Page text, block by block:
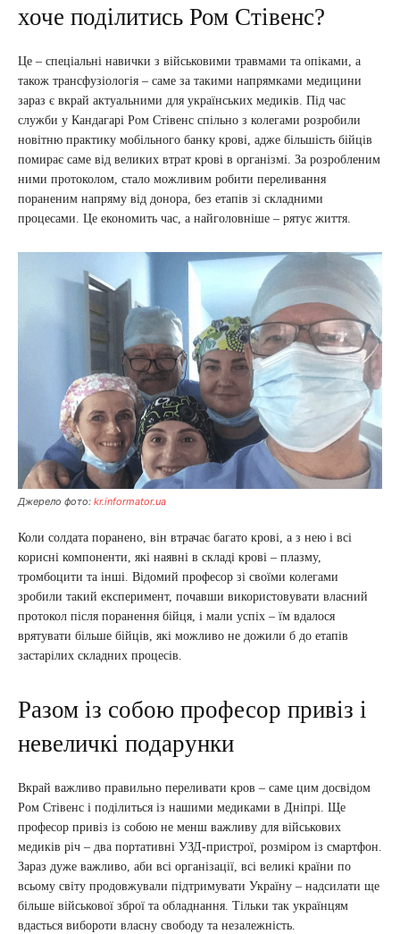
хоче поділитись Ром Стівенс?
Це – спеціальні навички з військовими травмами та опіками, а
також трансфузіологія – саме за такими напрямками медицини
зараз є вкрай актуальними для українських медиків. Під час
служби у Кандагарі Ром Стівенс спільно з колегами розробили
новітню практику мобільного банку крові, адже більшість бійців
помирає саме від великих втрат крові в організмі. За розробленим
ними протоколом, стало можливим робити переливання
пораненим напряму від донора, без етапів зі складними
процесами. Це економить час, а найголовніше – рятує життя.
Джерело фото: kr.informator.ua
Коли солдата поранено, він втрачає багато крові, а з нею і всі
корисні компоненти, які наявні в складі крові – плазму,
тромбоцити та інші. Відомий професор зі своїми колегами
зробили такий експеримент, почавши використовувати власний
протокол після поранення бійця, і мали успіх – їм вдалося
врятувати більше бійців, які можливо не дожили б до етапів
застарілих складних процесів.
Разом із собою професор привіз і
невеличкі подарунки
Вкрай важливо правильно переливати кров – саме цим досвідом
Ром Стівенс і поділиться із нашими медиками в Дніпрі. Ще
професор привіз із собою не менш важливу для військових
медиків річ – два портативні УЗД-пристрої, розміром із смартфон.
Зараз дуже важливо, аби всі організації, всі великі країни по
всьому світу продовжували підтримувати Україну – надсилати ще
більше військової зброї та обладнання. Тільки так українцям
вдасться вибороти власну свободу та незалежність.